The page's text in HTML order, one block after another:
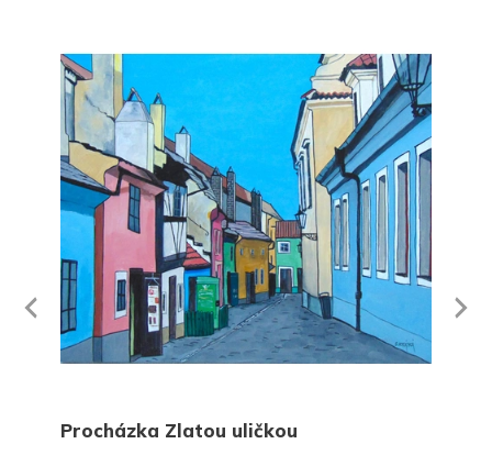
Procházka Zlatou uličkou
Next